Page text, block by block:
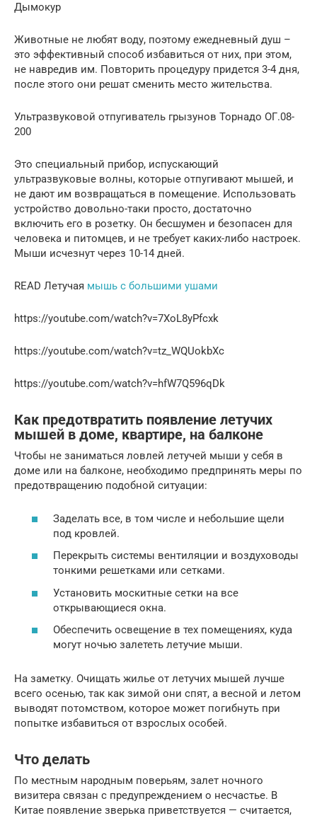
Дымокур
Животные не любят воду, поэтому ежедневный душ –
это эффективный способ избавиться от них, при этом,
не навредив им. Повторить процедуру придется 3-4 дня,
после этого они решат сменить место жительства.
Ультразвуковой отпугиватель грызунов Торнадо ОГ.08-
200
Это специальный прибор, испускающий
ультразвуковые волны, которые отпугивают мышей, и
не дают им возвращаться в помещение. Использовать
устройство довольно-таки просто, достаточно
включить его в розетку. Он бесшумен и безопасен для
человека и питомцев, и не требует каких-либо настроек.
Мыши исчезнут через 10-14 дней.
READ Летучая мышь с большими ушами
https://youtube.com/watch?v=7XoL8yPfcxk
https://youtube.com/watch?v=tz_WQUokbXc
https://youtube.com/watch?v=hfW7Q596qDk
Как предотвратить появление летучих
мышей в доме, квартире, на балконе
Чтобы не заниматься ловлей летучей мыши у себя в
доме или на балконе, необходимо предпринять меры по
предотвращению подобной ситуации:
Заделать все, в том числе и небольшие щели
под кровлей.
Перекрыть системы вентиляции и воздуховоды
тонкими решетками или сетками.
Установить москитные сетки на все
открывающиеся окна.
Обеспечить освещение в тех помещениях, куда
могут ночью залететь летучие мыши.
На заметку. Очищать жилье от летучих мышей лучше
всего осенью, так как зимой они спят, а весной и летом
выводят потомством, которое может погибнуть при
попытке избавиться от взрослых особей.
Что делать
По местным народным поверьям, залет ночного
визитера связан с предупреждением о несчастье. В
Китае появление зверька приветствуется — считается,